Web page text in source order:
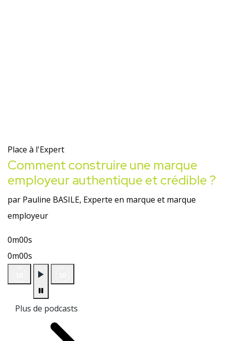
Place à l'Expert
Comment construire une marque
employeur authentique et crédible ?
par Pauline BASILE, Experte en marque et marque
employeur
0m00s
0m00s
Plus de podcasts